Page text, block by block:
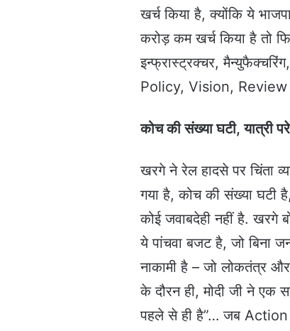
खर्च किया है, क्योंकि ये
करोड़ कम खर्च किया है तो
इन्फ्रास्ट्रक्चर,
Policy, Vision, Review
कोच की संख्या घटी, यात्री
खरगे ने रेल हादसे पर चिंता
गया है, कोच की संख्या घटी
कोई जवाबदेही नहीं है. खरगे
ये पांचवा बजट है, जो बिना
नाकामी है – जो लोकतंत्र
के दौरन ही, मोदी जी ने एक
पहले से ही है”… जब Action